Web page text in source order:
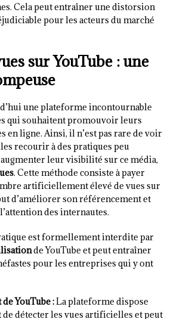
Cela peut entraîner une distorsion
pour les acteurs du marché
sur YouTube : une
une plateforme incontournable
qui souhaitent promouvoir leurs
en ligne. Ainsi, il n’est pas rare de voir
recourir à des pratiques peu
leur visibilité sur ce média,
. Cette méthode consiste à payer
artificiellement élevé de vues sur
d’améliorer son référencement et
des internautes.
est formellement interdite par
de YouTube et peut entraîner
pour les entreprises qui y ont
YouTube :La plateforme dispose
détecter les vues artificielles et peut